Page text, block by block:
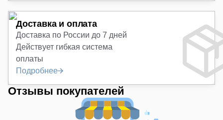
Доставка и оплата
Доставка по России до 7 дней
Действует гибкая система
оплаты
Подробнее
Отзывы покупателей